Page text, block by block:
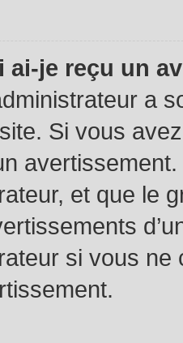
ai-je reçu un
a
Si vous
et que le
si vous